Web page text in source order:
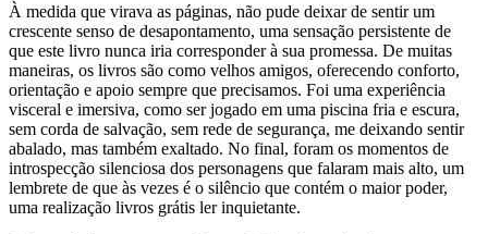
À medida que virava as páginas, não pude deixar de sentir um
crescente senso de desapontamento, uma sensação persistente de
que este livro nunca iria corresponder à sua promessa. De muitas
maneiras, os livros são como velhos amigos, oferecendo conforto,
orientação e apoio sempre que precisamos. Foi uma experiência
visceral e imersiva, como ser jogado em uma piscina fria e escura,
sem corda de salvação, sem rede de segurança, me deixando sentir
abalado, mas também exaltado. No final, foram os momentos de
introspecção silenciosa dos personagens que falaram mais alto, um
lembrete de que às vezes é o silêncio que contém o maior poder,
uma realização livros grátis ler inquietante.